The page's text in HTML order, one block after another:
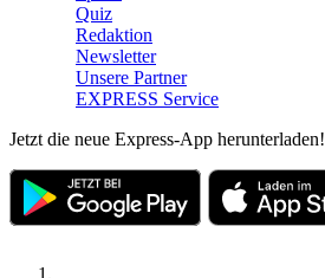
Quiz
Redaktion
Newsletter
Unsere Partner
EXPRESS Service
Jetzt die neue Express-App herunterladen!